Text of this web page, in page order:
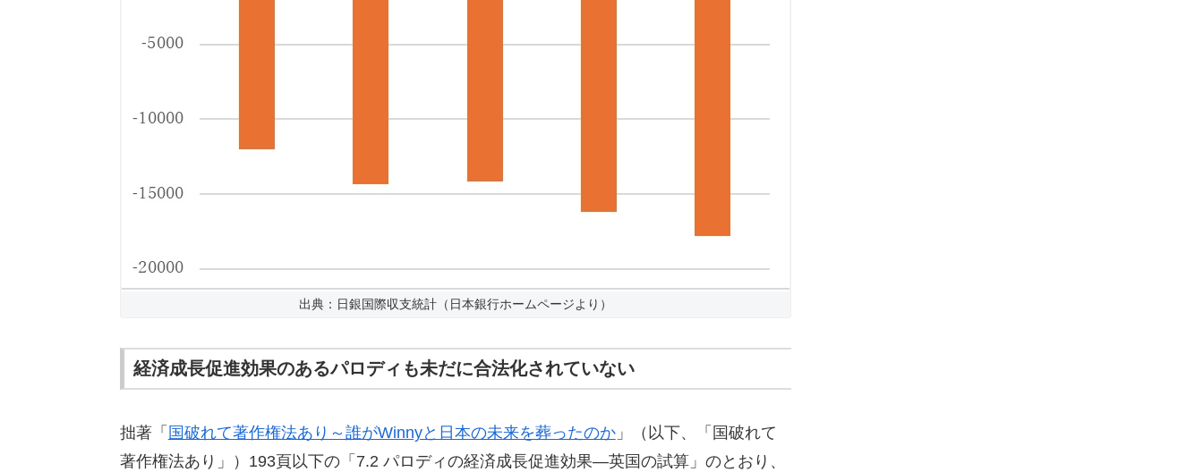
出典：日銀国際収支統計（日本銀行ホームページより）
経済成長促進効果のあるパロディも未だに合法化されていない
拙著「 国破れて著作権法あり～誰がWinnyと日本の未来を葬ったのか」（以下、「国破れて
著作権法あり」）193頁以下の「7.2 パロディの経済成長促進効果―英国の試算」のとおり、